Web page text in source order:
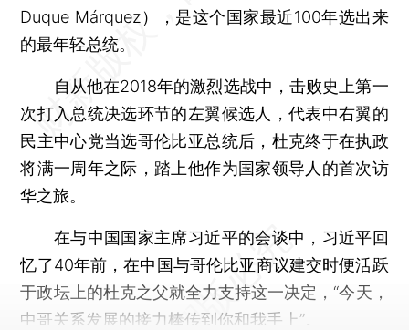
Duque Márquez），是这个国家最近100年选出来
的最年轻总统。
自从他在2018年的激烈选战中，击败史上第一
次打入总统决选环节的左翼候选人，代表中右翼的
民主中心党当选哥伦比亚总统后，杜克终于在执政
将满一周年之际，踏上他作为国家领导人的首次访
华之旅。
在与中国国家主席习近平的会谈中，习近平回
忆了40年前，在中国与哥伦比亚商议建交时便活跃
于政坛上的杜克之父就全力支持这一决定，“今天，
中哥关系发展的接力棒传到你和我手上”。